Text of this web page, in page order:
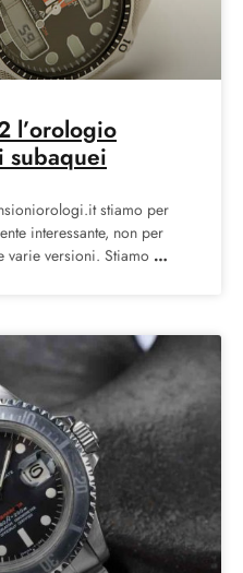
l’orologio
subaquei
stiamo per
interessante, non per
varie versioni. Stiamo